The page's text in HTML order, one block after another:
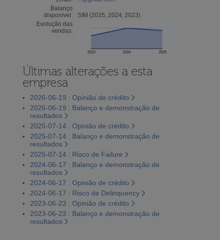
Balanço
disponível:
SIM (2025, 2024, 2023)
Evolução das
vendas:
2023 2024 2025
Últimas alterações a esta
empresa
2026-06-19 : Opinião de crédito
2026-06-19 : Balanço e demonstração de
resultados
2025-07-14 : Opinião de crédito
2025-07-14 : Balanço e demonstração de
resultados
2025-07-14 : Risco de Failure
2024-06-17 : Balanço e demonstração de
resultados
2024-06-17 : Opinião de crédito
2024-06-17 : Risco de Delinquency
2023-06-23 : Opinião de crédito
2023-06-23 : Balanço e demonstração de
resultados